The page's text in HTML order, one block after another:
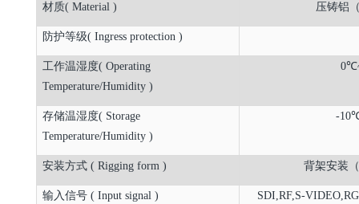
材质( Material ) 压铸铝
防护等级( Ingress protection )
工作温湿度( Operating
Temperature/Humidity )
存储温湿度( Storage
Temperature/Humidity )
-
安装方式 ( Rigging form ) 背架安装
输入信号 ( Input signal ) SDI,RF,S-